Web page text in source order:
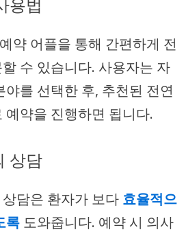
약 어플을 통해 간편하게 전
수 있습니다. 사용자는 자
를 선택한 후, 추천된 전연
예약을 진행하면 됩니다.
상담
담은 환자가 보다 효율적으
록 도와줍니다. 예약 시 의사